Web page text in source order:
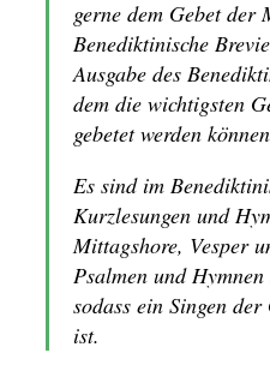
gerne dem Gebet der
Benediktinische
Ausgabe des
dem die wichtigsten
gebetet werden
Es sind im
Kurzlesungen und
Mittagshore, Vesper
Psalmen und
sodass ein Singen
ist.